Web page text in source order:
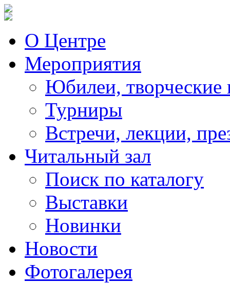
О Центре
Мероприятия
Юбилеи, творческие
Турниры
Встречи, лекции,
Читальный зал
Поиск по каталогу
Выставки
Новинки
Новости
Фотогалерея